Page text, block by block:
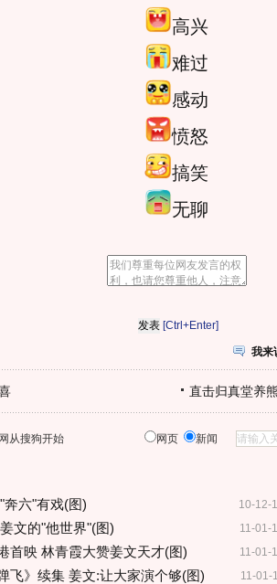
高兴
难过
感动
愤怒
搞笑
无聊
[Ctrl+Enter]
我来
直击归真堂养
从搜狗开始 网页 新闻
10-12-
奔六"有戏(图)
11-01-
文的"他世界"(图)
11-01-
首映 林青霞大赞姜文天才(图)
11-01-
飞》续集 姜文:让大家演个够(图)